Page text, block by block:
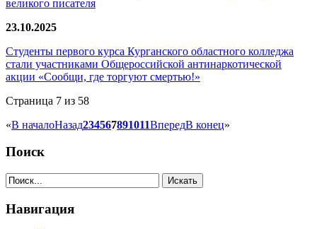
великого писателя
23.10.2025
Студенты первого курса Курганского областного колледжа
стали участниками Общероссийской антинаркотической
акции «Сообщи, где торгуют смертью!»
Страница 7 из 58
«В началоНазад234567891011ВпередВ конец»
Поиск
Навигация